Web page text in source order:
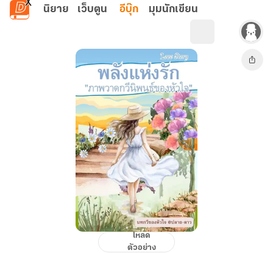
ข้ามไปยังเนื้อหาหลัก
นิยาย เว็บตูน อีบุ๊ก มุมนักเขียน
โหลด
ตัวอย่าง